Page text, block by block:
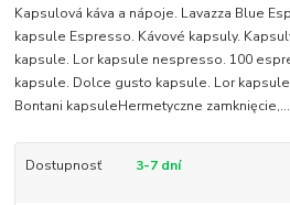
Kapsulová káva a nápoje. Lavazza Blue
kapsule Espresso. Kávové kapsuly.
kapsule. Lor kapsule nespresso. 100
kapsule. Dolce gusto kapsule. Lor
Bontani kapsuleHermetyczne zamknięcie,...
Dostupnosť 3-7 dní